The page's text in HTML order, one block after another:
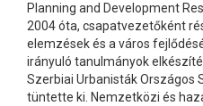
Planning and Development
2004 óta, csapatvezetőként
elemzések és a város
irányuló tanulmányok
Szerbiai Urbanisták Országos
tüntette ki. Nemzetközi és